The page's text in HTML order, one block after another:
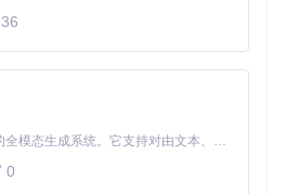
安全分析
够应对复杂的内核级威胁：
统回调函数注册状态，识别异常回调
有加载的驱动程序，检查驱动路径和
种安全工具，提供一站式安全分析平
MiniMax H3 是一个通用的全模态生成系统。它支持对由文本、图像、视频和音频组成的多模态上下文进行统一理解，并能生成分辨率高达 2K、时长可达 15 秒的带原生立体声音频的视频。得益于面向任务泛化的系统设计，H3 在预训练阶段就已具备广泛的多模态上下文理解与生成能力，能够出色地执行复杂的多模态指令。
0